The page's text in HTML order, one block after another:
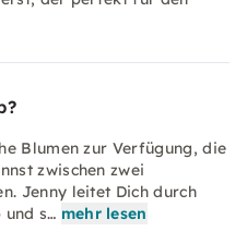
Blumen zur Verfügung, die
zwischen zwei
Jenny leitet Dich durch
und s… mehr lesen